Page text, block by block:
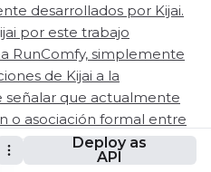
Deploy as
API
desarrollados por Kijai.
por este trabajo
RunComfy, simplemente
de Kijai a la
señalar que actualmente
o asociación formal entre
profundamente el